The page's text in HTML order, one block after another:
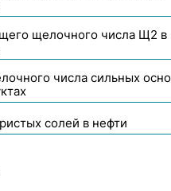
щелочного числа Щ2 в
числа сильных
солей в нефти